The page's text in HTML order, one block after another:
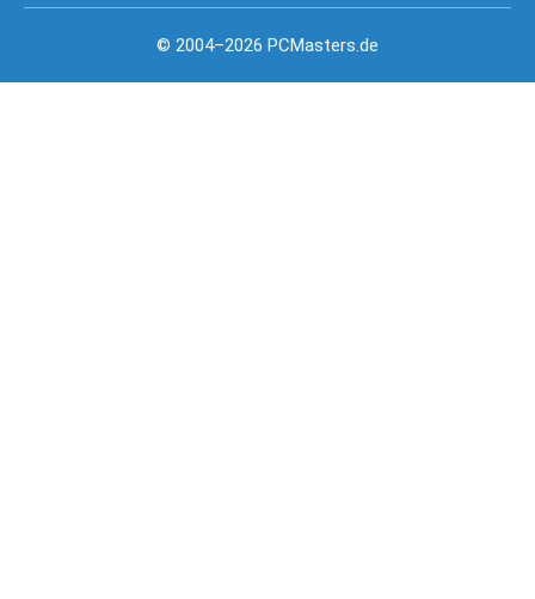
© 2004–2026 PCMasters.de